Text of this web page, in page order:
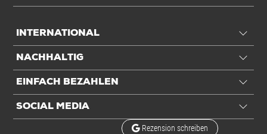
INTERNATIONAL
NACHHALTIG
EINFACH BEZAHLEN
SOCIAL MEDIA
Rezension schreiben